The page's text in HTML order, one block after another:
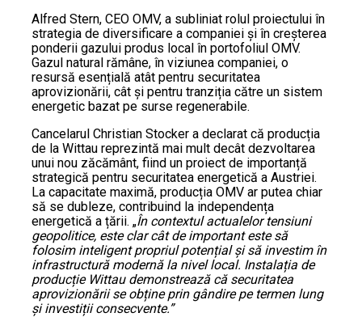
Alfred Stern, CEO OMV, a subliniat rolul proiectului în
strategia de diversificare a companiei și în creșterea
ponderii gazului produs local în portofoliul OMV.
Gazul natural rămâne, în viziunea companiei, o
resursă esențială atât pentru securitatea
aprovizionării, cât și pentru tranziția către un sistem
energetic bazat pe surse regenerabile.
Cancelarul Christian Stocker a declarat că producția
de la Wittau reprezintă mai mult decât dezvoltarea
unui nou zăcământ, fiind un proiect de importanță
strategică pentru securitatea energetică a Austriei.
La capacitate maximă, producția OMV ar putea chiar
să se dubleze, contribuind la independența
energetică a țării. „În contextul actualelor tensiuni
geopolitice, este clar cât de important este să
folosim inteligent propriul potențial și să investim în
infrastructură modernă la nivel local. Instalația de
producție Wittau demonstrează că securitatea
aprovizionării se obține prin gândire pe termen lung
și investiții consecvente.”